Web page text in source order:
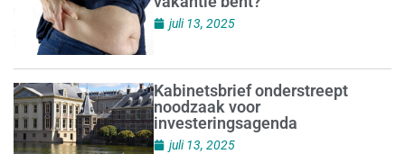
juli 13, 2025
Kabinetsbrief onderstreept
noodzaak voor
investeringsagenda
juli 13, 2025